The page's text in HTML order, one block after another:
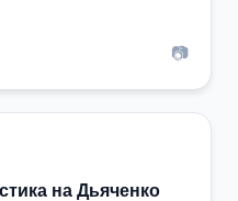
📷
на Дьяченко